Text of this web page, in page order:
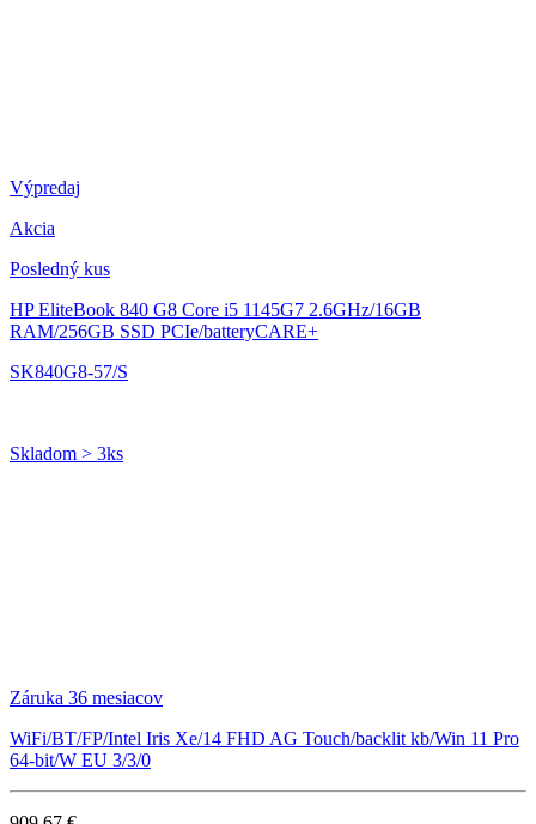
Výpredaj
Akcia
Posledný kus
HP EliteBook 840 G8 Core i5 1145G7 2.6GHz/16GB
RAM/256GB SSD PCIe/batteryCARE+
SK840G8-57/S
Skladom > 3ks
Záruka 36 mesiacov
WiFi/BT/FP/Intel Iris Xe/14 FHD AG Touch/backlit kb/Win 11 Pro
64-bit/W EU 3/3/0